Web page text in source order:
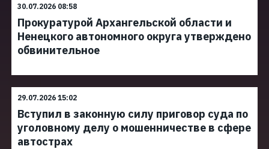
30.07.2026 08:58
Прокуратурой Архангельской области и
Ненецкого автономного округа утверждено
обвинительное
29.07.2026 15:02
Вступил в законную силу приговор суда по
уголовному делу о мошенничестве в сфере
автострах